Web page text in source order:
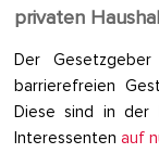
privaten
Der
barrierefreien
Diese sind in der
Interessenten auf